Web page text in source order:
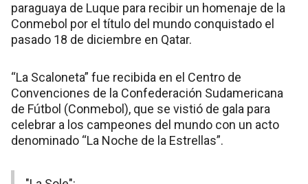
paraguaya de Luque para recibir un homenaje de la
Conmebol por el título del mundo conquistado el
pasado 18 de diciembre en Qatar.
“La Scaloneta” fue recibida en el Centro de
Convenciones de la Confederación Sudamericana
de Fútbol (Conmebol), que se vistió de gala para
celebrar a los campeones del mundo con un acto
denominado “La Noche de la Estrellas”.